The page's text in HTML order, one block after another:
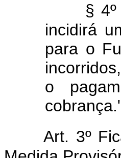
§
incidirá
para o
o
Art. 3º